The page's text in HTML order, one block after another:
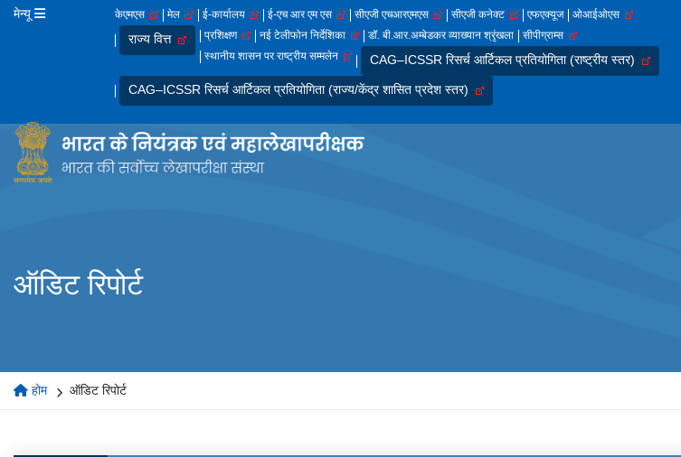
मेन्यू केएमएस मेल ई-कार्यालय ई-एच आर एम एस सीएजी एचआरएमएस सीएजी कनेक्ट एफएक्यूज ओआईओएस
राज्य वित्त प्रशिक्षण नई टेलीफोन निर्देशिका डॉ. बी.आर.अम्बेडकर व्याख्यान श्रृंखला
सीपीग्राम्स
स्थानीय शासन पर राष्ट्रीय सम्मलेन
CAG–ICSSR रिसर्च आर्टिकल प्रतियोगिता (राष्ट्रीय स्तर)
CAG–ICSSR रिसर्च आर्टिकल प्रतियोगिता (राज्य/केंद्र शासित प्रदेश स्तर)
ऑडिट रिपोर्ट
होम ऑडिट रिपोर्ट